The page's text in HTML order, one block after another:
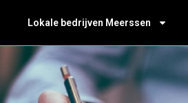
Lokale bedrijven Meerssen